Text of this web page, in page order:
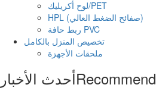
لوح أكريليك/PET
HPL (صفائح الضغط العالي)
ربط حافة PVC
تخصيص المنزل بالكامل
ملحقات الأجهزة
أحدث الأخبارRecommend